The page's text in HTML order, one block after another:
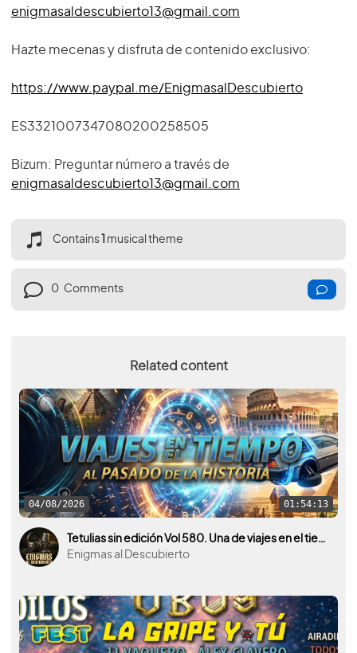
enigmasaldescubierto13@gmail.com
Hazte mecenas y disfruta de contenido exclusivo:
https://www.paypal.me/EnigmasalDescubierto
ES3321007347080200258505
Bizum: Preguntar número a través de
enigmasaldescubierto13@gmail.com
Contains musical theme
0 Comments
Related content
04/08/2026 01:54:13
Tetulias sin edición Vol 580. Una de viajes en el tiempo, al pasado de la historia.
Enigmas al Descubierto